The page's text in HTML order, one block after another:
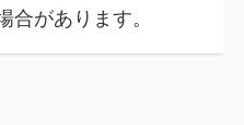
合があります。